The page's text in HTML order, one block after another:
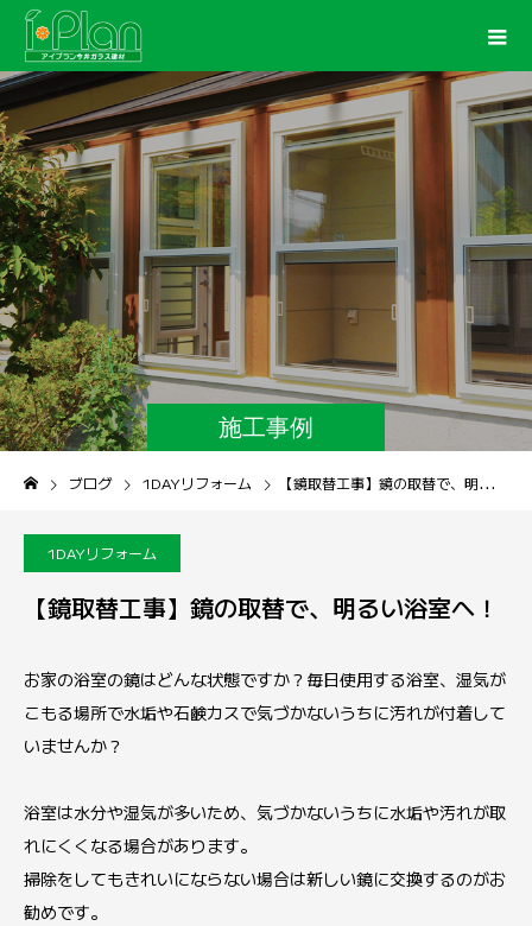
施工事例
ブログ 1DAYリフォーム 【鏡取替工事】鏡の取替で、明るい浴室へ！
1DAYリフォーム
【鏡取替工事】鏡の取替で、明るい浴室へ！
お家の浴室の鏡はどんな状態ですか？毎日使用する浴室、湿気が
こもる場所で水垢や石鹸カスで気づかないうちに汚れが付着して
いませんか？
浴室は水分や湿気が多いため、気づかないうちに水垢や汚れが取
れにくくなる場合があります。
掃除をしてもきれいにならない場合は新しい鏡に交換するのがお
勧めです。